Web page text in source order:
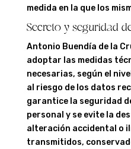
medida en la que los
Secreto y seguridad
Antonio Buendía de la
adoptar las medidas
necesarias, según el
al riesgo de los datos
garantice la seguridad
personal y se evite la
alteración accidental o
transmitidos,